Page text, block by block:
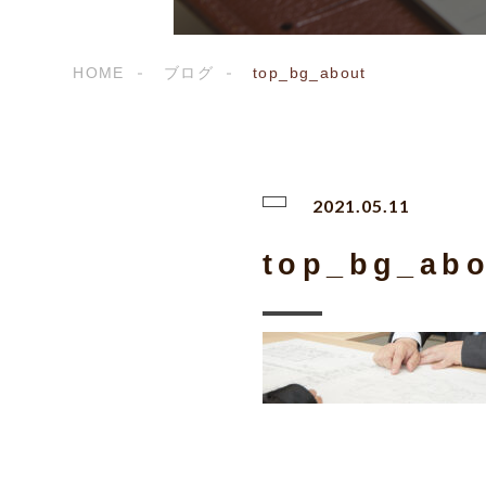
HOME ブログ top_bg_about
2021.05.11